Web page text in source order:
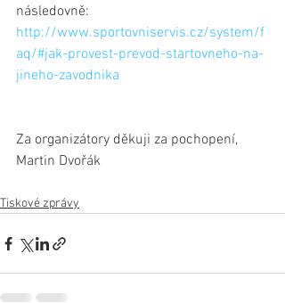
následovně:
http://www.sportovniservis.cz/system/f
aq/#jak-provest-prevod-startovneho-na-
jineho-zavodnika
Za organizátory děkuji za pochopení,
Martin Dvořák
Tiskové zprávy